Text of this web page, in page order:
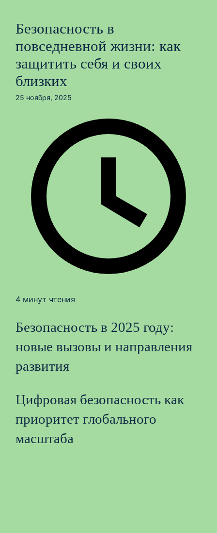
Безопасность в
повседневной жизни: как
защитить себя и своих
близких
25 ноября, 2025
4 минут чтения
Безопасность в 2025 году:
новые вызовы и направления
развития
Цифровая безопасность как
приоритет глобального
масштаба